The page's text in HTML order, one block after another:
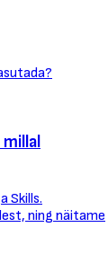
millal
Skills.
ning näitame